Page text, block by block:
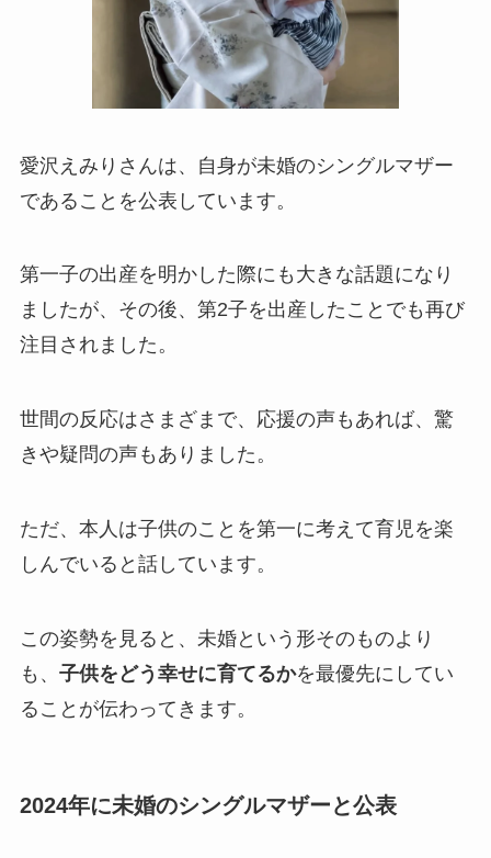
愛沢えみりさんは、自身が未婚のシングルマザー
であることを公表しています。
第一子の出産を明かした際にも大きな話題になり
ましたが、その後、第2子を出産したことでも再び
注目されました。
世間の反応はさまざまで、応援の声もあれば、驚
きや疑問の声もありました。
ただ、本人は子供のことを第一に考えて育児を楽
しんでいると話しています。
この姿勢を見ると、未婚という形そのものより
も、 子供をどう幸せに育てるかを最優先にしてい
ることが伝わってきます。
2024年に未婚のシングルマザーと公表